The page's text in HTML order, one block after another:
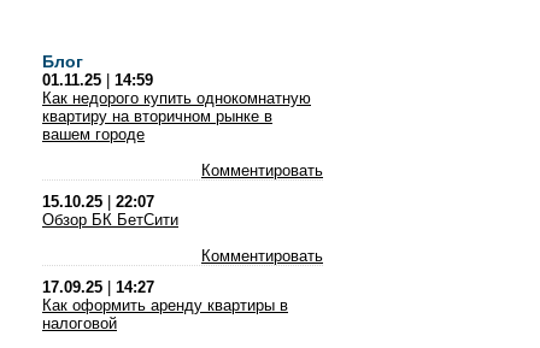
Блог
01.11.25
14:59
Как недорого купить однокомнатную
квартиру на вторичном рынке в
вашем городе
Комментировать
15.10.25
22:07
Обзор БК БетСити
Комментировать
17.09.25
14:27
Как оформить аренду квартиры в
налоговой